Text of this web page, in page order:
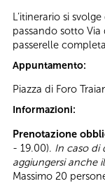
L’itinerario si
passando sotto
passerelle
Appuntamento:
Piazza di Foro
Informazioni:
Prenotazione
- 19.00). In caso di
aggiungersi anche
Massimo 20